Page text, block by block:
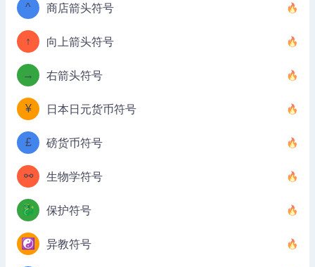
^ 商店箭头符号
↑ 向上箭头符号
→ 右箭头符号
¥ 日本日元货币符号
£ 磅货币符号
⚯ 生物学符号
🐉 保护符号
☯️ 异教符号